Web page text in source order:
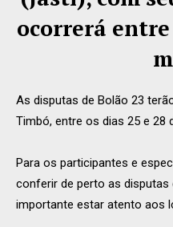
ocorrerá entre
As disputas de Bolão 23
Timbó, entre os dias 25 e 28
Para os participantes e
conferir de perto as disputas
importante estar atento aos